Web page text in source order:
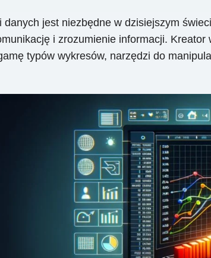
jest niezbędne w dzisiejszym
i zrozumienie informacji.
typów wykresów, narzędzi do